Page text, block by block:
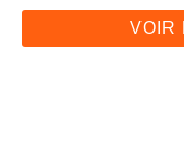
VOIR